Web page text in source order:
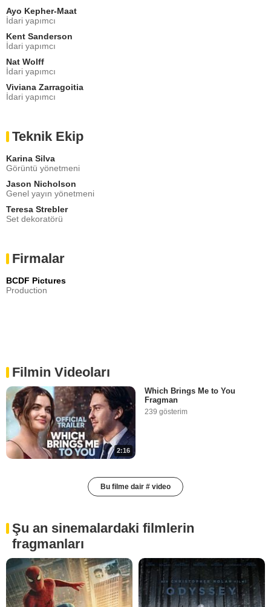
Ayo Kepher-Maat
İdari yapımcı
Kent Sanderson
İdari yapımcı
Nat Wolff
İdari yapımcı
Viviana Zarragoitia
İdari yapımcı
Teknik Ekip
Karina Silva
Görüntü yönetmeni
Jason Nicholson
Genel yayın yönetmeni
Teresa Strebler
Set dekoratörü
Firmalar
BCDF Pictures
Production
Filmin Videoları
2:16
Which Brings Me to You
Fragman
239 gösterim
Bu filme dair # video
Şu an sinemalardaki filmlerin
fragmanları